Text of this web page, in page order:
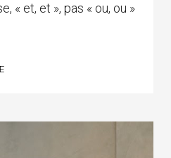
« et, et », pas « ou, ou »